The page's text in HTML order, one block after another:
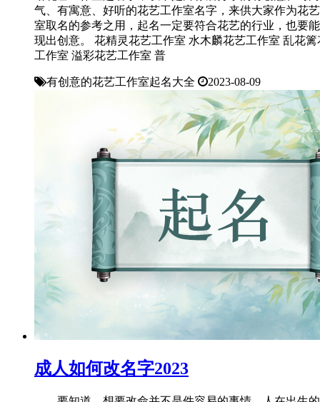
气、有寓意、好听的花艺工作室名字，来供大家作为花
室取名的参考之用，起名一定要符合花艺的行业，也要
现出创意。 花精灵花艺工作室 水木麟花艺工作室 乱花篱
工作室 溢彩花艺工作室 普
有创意的花艺工作室起名大全 2023-08-09
成人如何改名字2023